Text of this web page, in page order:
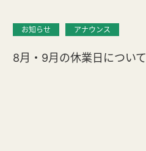
お知らせ アナウンス
8月・9月の休業日について